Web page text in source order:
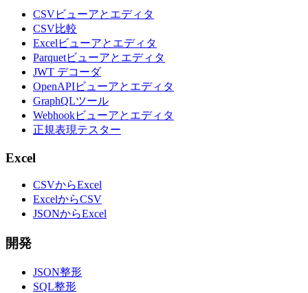
CSVビューアとエディタ
CSV比較
Excelビューアとエディタ
Parquetビューアとエディタ
JWT デコーダ
OpenAPIビューアとエディタ
GraphQLツール
Webhookビューアとエディタ
正規表現テスター
Excel
CSVからExcel
ExcelからCSV
JSONからExcel
開発
JSON整形
SQL整形